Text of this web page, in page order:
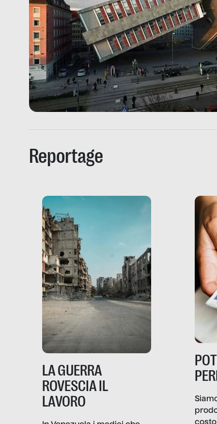
Reportage
LA GUERRA
ROVESCIA IL
LAVORO